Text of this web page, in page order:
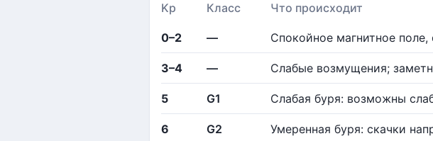
Kp Класс Что происходит
0–2 — Спокойное магнитное поле,
3–4 — Слабые возмущения;
5 G1 Слабая буря: возможны
6 G2 Умеренная буря: скачки